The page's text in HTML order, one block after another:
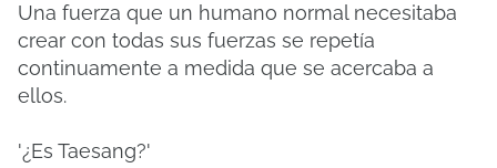
Una fuerza que un humano normal necesitaba
crear con todas sus fuerzas se repetía
continuamente a medida que se acercaba a
ellos.
'¿Es Taesang?'